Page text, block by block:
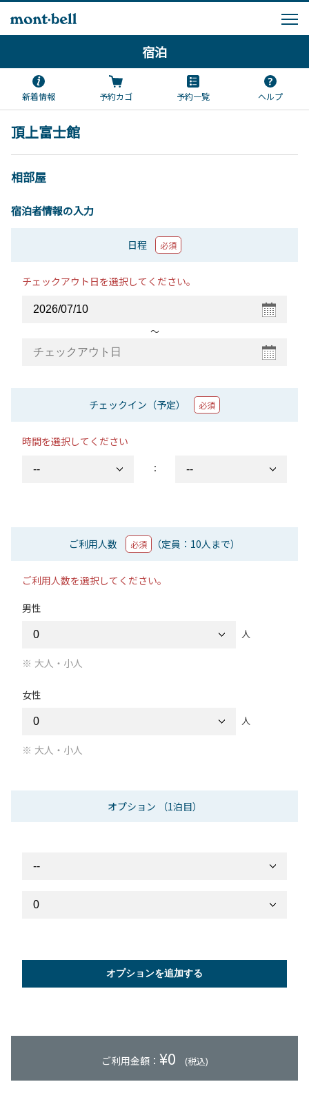
宿泊
新着情報 予約カゴ 予約一覧 ヘルプ
頂上富士館
相部屋
宿泊者情報の入力
日程 必須
チェックアウト日を選択してください。
〜
チェックイン（予定） 必須
時間を選択してください
：
ご利用人数 必須 （定員：10人まで）
ご利用人数を選択してください。
男性
人
大人・小人
女性
人
大人・小人
オプション （1泊目）
オプションを追加する
ご利用金額： ¥0 (税込)